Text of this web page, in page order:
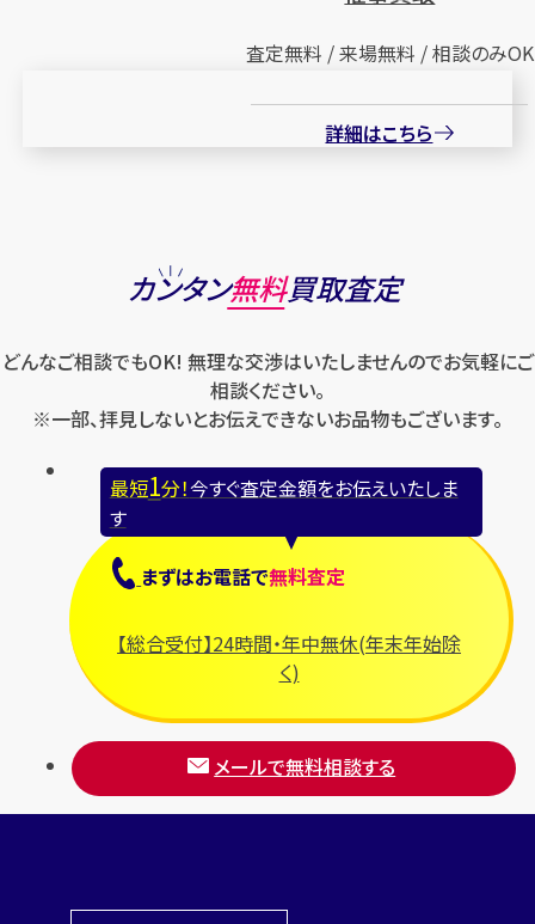
査定無料 / 来場無料 / 相談のみOK
詳細はこちら
カンタン無料買取査定
どんなご相談でもOK! 無理な交渉はいたしませんのでお気軽にご
相談ください。
※一部、拝見しないとお伝えできないお品物もございます。
最短1分！今すぐ査定金額をお伝えいたしま
す
まずはお電話で無料査定
【総合受付】24時間・年中無休(年末年始除
く)
メールで無料相談する